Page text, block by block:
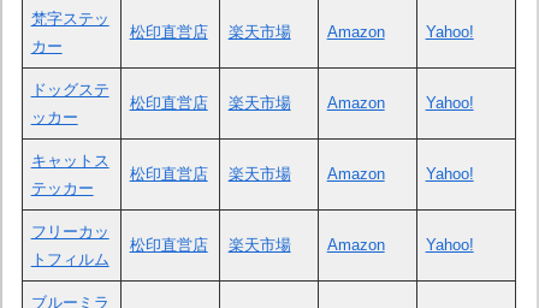
梵字ステッ
カー
松印直営店 楽天市場 Amazon Yahoo!
ドッグステ
ッカー
松印直営店 楽天市場 Amazon Yahoo!
キャットス
テッカー
松印直営店 楽天市場 Amazon Yahoo!
フリーカッ
トフィルム
松印直営店 楽天市場 Amazon Yahoo!
ブルーミラ